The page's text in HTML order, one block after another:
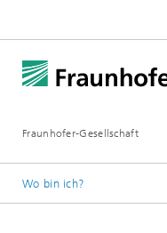
Fraunhofer-Gesellschaft
Wo bin ich?